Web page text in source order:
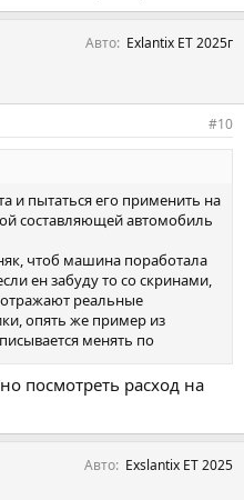
Авто Exlantix ET 2025г
#10
и пытаться его применить на
составляющей автомобиль
чтоб машина поработала
ен забуду то со скринами,
реальные
опять же пример из
менять по
холодная зима отец
грея машину,через месяц (
отвезли на сервис - свечи
ругать производителя
эксплуатации.
посмотреть расход на
Авто Exslantix ET 2025